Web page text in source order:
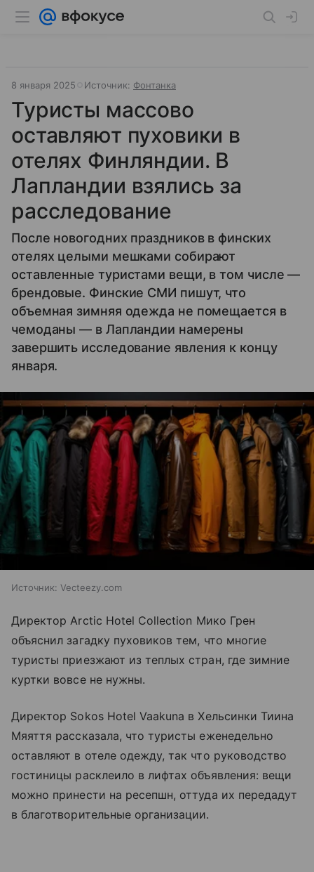
8 января 2025 Источник: Фонтанка
Туристы массово
оставляют пуховики в
отелях Финляндии. В
Лапландии взялись за
расследование
После новогодних праздников в финских
отелях целыми мешками собирают
оставленные туристами вещи, в том числе —
брендовые. Финские СМИ пишут, что
объемная зимняя одежда не помещается в
чемоданы — в Лапландии намерены
завершить исследование явления к концу
января.
Источник: Vecteezy.com
Директор Arctic Hotel Collection Мико Грен
объяснил загадку пуховиков тем, что многие
туристы приезжают из теплых стран, где зимние
куртки вовсе не нужны.
Директор Sokos Hotel Vaakuna в Хельсинки Тиина
Мяяття рассказала, что туристы еженедельно
оставляют в отеле одежду, так что руководство
гостиницы расклеило в лифтах объявления: вещи
можно принести на ресепшн, оттуда их передадут
в благотворительные организации.